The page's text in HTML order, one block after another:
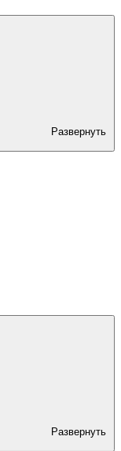
Развернуть
Развернуть